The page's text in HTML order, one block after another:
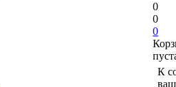
0
0
0
К